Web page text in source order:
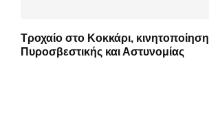
Τροχαίο στο Κοκκάρι, κινητοποίηση
Πυροσβεστικής και Αστυνομίας